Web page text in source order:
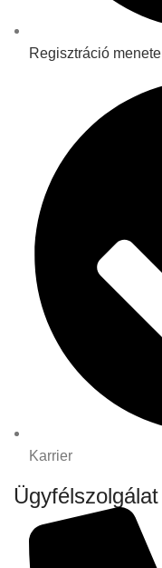
Regisztráció menete
Karrier
Ügyfélszolgálat